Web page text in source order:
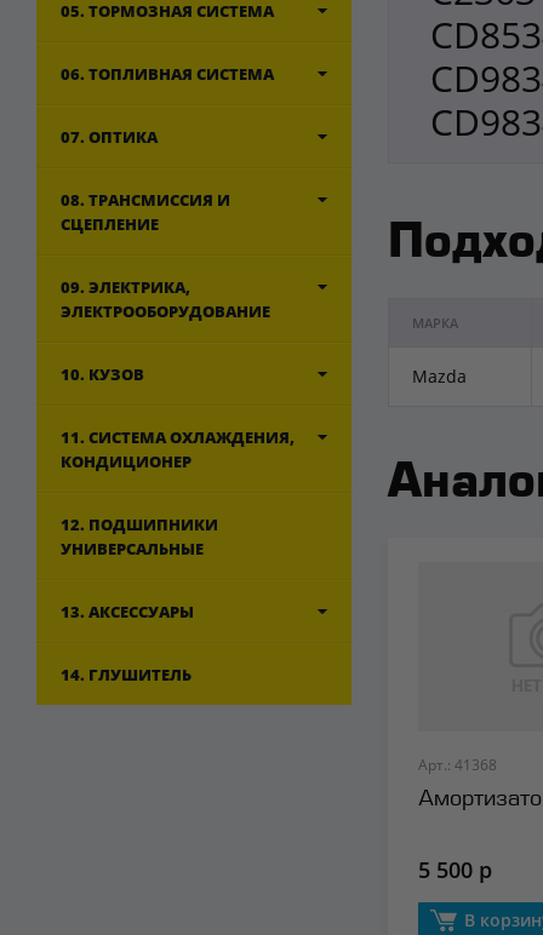
05. ТОРМОЗНАЯ СИСТЕМА
06. ТОПЛИВНАЯ СИСТЕМА
07. ОПТИКА
08. ТРАНСМИССИЯ И
СЦЕПЛЕНИЕ
09. ЭЛЕКТРИКА,
ЭЛЕКТРООБОРУДОВАНИЕ
10. КУЗОВ
11. СИСТЕМА ОХЛАЖДЕНИЯ,
КОНДИЦИОНЕР
12. ПОДШИПНИКИ
УНИВЕРСАЛЬНЫЕ
13. АКСЕССУАРЫ
14. ГЛУШИТЕЛЬ
МАРКА
Mazda
Арт.: 41368
5 500 р
В